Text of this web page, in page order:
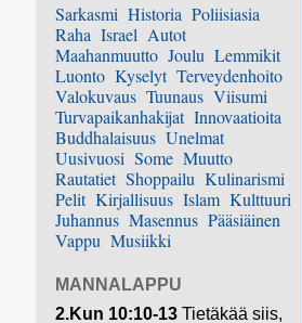
Sarkasmi Historia Poliisiasia
Raha Israel Autot
Maahanmuutto Joulu Lemmikit
Luonto Kyselyt Terveydenhoito
Valokuvaus Tuunaus Viisumi
Turvapaikanhakijat Innovaatioita
Buddhalaisuus Unelmat
Uusivuosi Some Muutto
Rautatiet Shoppailu Kulinarismi
Pelit Kirjallisuus Islam Kulttuuri
Juhannus Masennus Pääsiäinen
Vappu Musiikki
MANNALAPPU
2.Kun 10:10-13 Tietäkää siis,